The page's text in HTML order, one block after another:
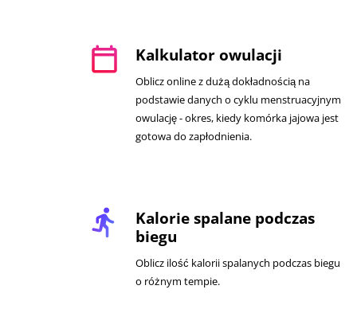
calendar_today Kalkulator owulacji
Oblicz online z dużą dokładnością na
podstawie danych o cyklu menstruacyjnym
owulację - okres, kiedy komórka jajowa jest
gotowa do zapłodnienia.
directions_run
Kalorie spalane podczas
biegu
Oblicz ilość kalorii spalanych podczas biegu
o różnym tempie.